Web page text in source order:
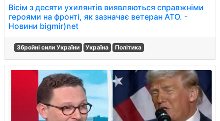
Вісім з десяти ухилянтів виявляються справжніми
героями на фронті, як зазначає ветеран АТО. -
Новини bigmir)net
Збройні сили України Україна Політика